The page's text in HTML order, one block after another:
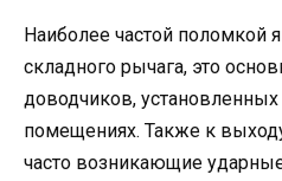
Наиболее частой поломкой
складного рычага, это
доводчиков,
помещениях. Также к
часто возникающие